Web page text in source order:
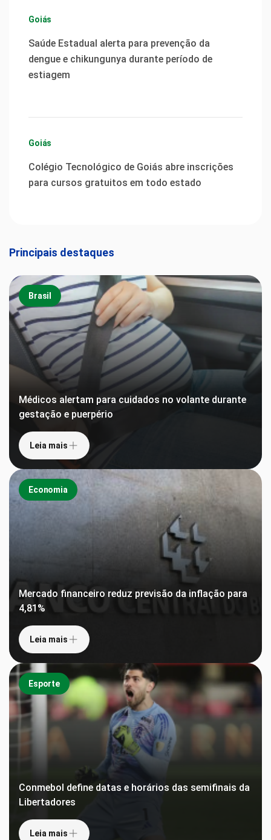
Goiás
Saúde Estadual alerta para prevenção da
dengue e chikungunya durante período de
estiagem
Goiás
Colégio Tecnológico de Goiás abre inscrições
para cursos gratuitos em todo estado
Principais destaques
Brasil
Médicos alertam para cuidados no volante durante
gestação e puerpério
Leia mais
Economia
Mercado financeiro reduz previsão da inflação para
4,81%
Leia mais
Esporte
Conmebol define datas e horários das semifinais da
Libertadores
Leia mais